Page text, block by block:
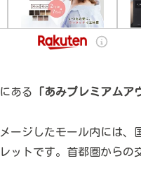
ある 「あみプレミアムア
ージしたモール内には、
ットです。首都圏からの